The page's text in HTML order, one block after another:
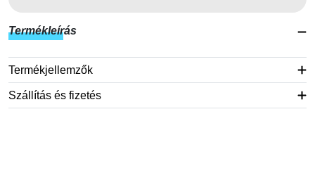
Termékleírás
Termékjellemzők
Szállítás és fizetés